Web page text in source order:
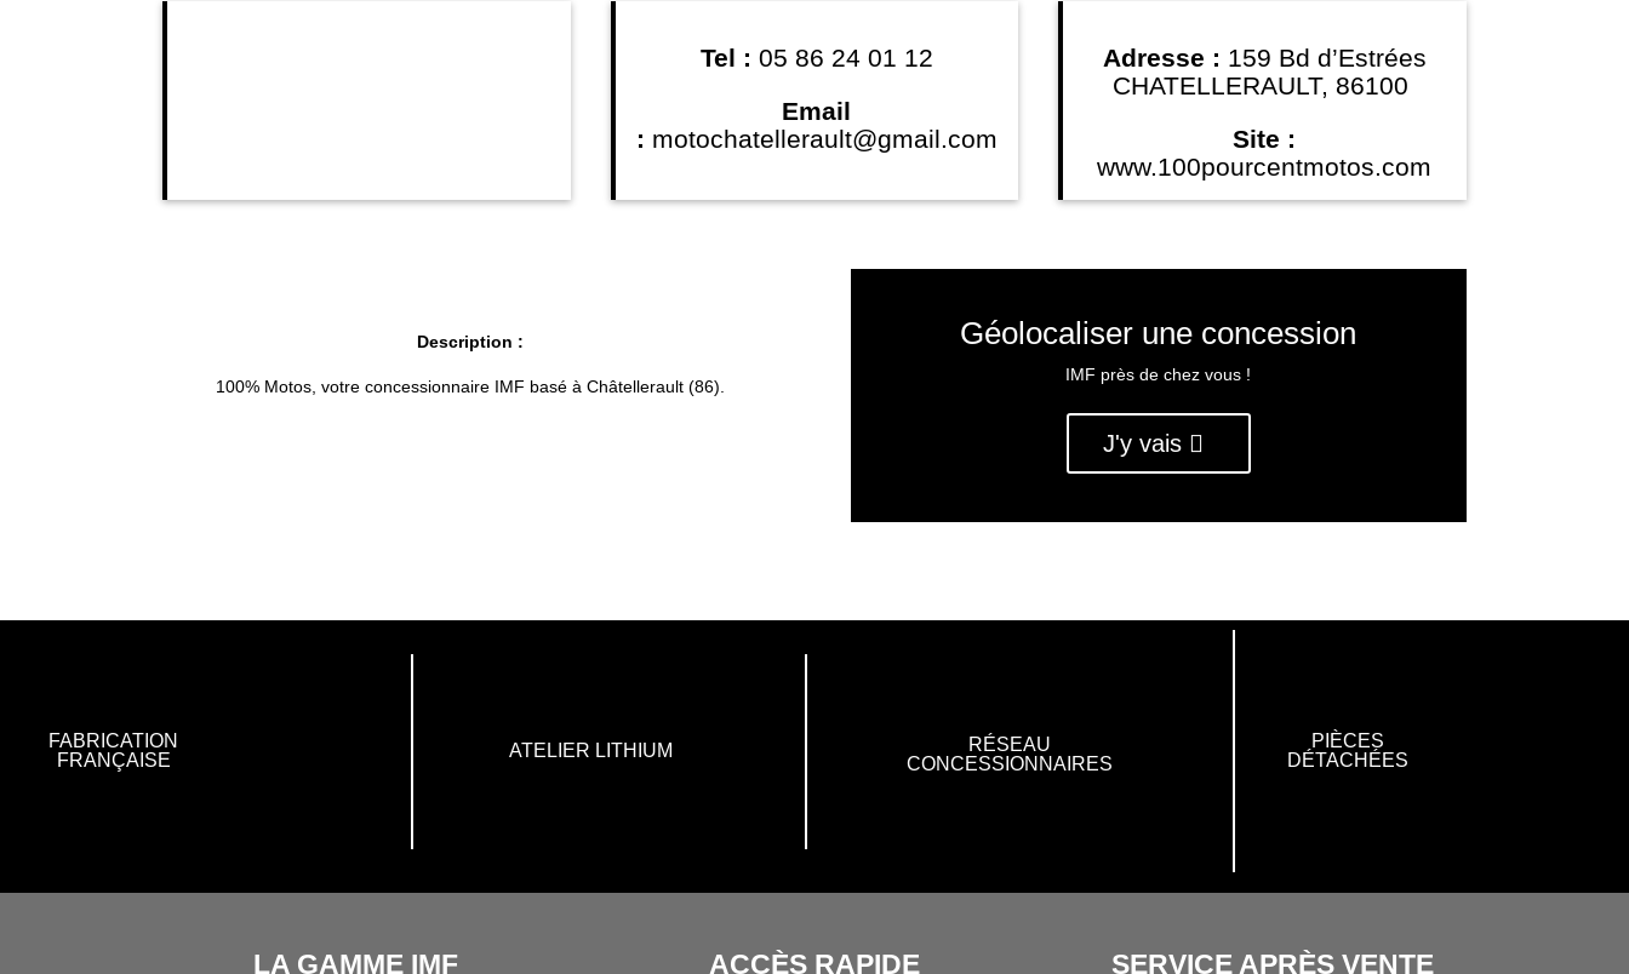
Tel : 05 86 24 01 12
Email
: motochatellerault@gmail.com
Adresse : 159 Bd d’Estrées
CHATELLERAULT, 86100
Site :
www.100pourcentmotos.com
Description :
100% Motos, votre concessionnaire IMF basé à Châtellerault (86).
Géolocaliser une concession
IMF près de chez vous !
J'y vais
FABRICATION
FRANÇAISE
ATELIER LITHIUM
RÉSEAU
CONCESSIONNAIRES
PIÈCES
DÉTACHÉES
LA GAMME IMF ACCÈS RAPIDE SERVICE APRÈS VENTE